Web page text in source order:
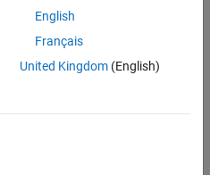
is 3:46
English
Français
United Kingdom(English)